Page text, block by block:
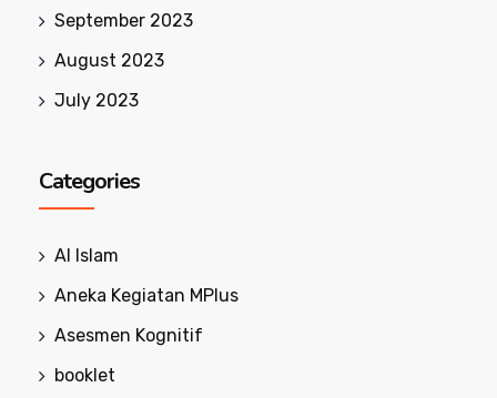
September 2023
August 2023
July 2023
Categories
Al Islam
Aneka Kegiatan MPlus
Asesmen Kognitif
booklet